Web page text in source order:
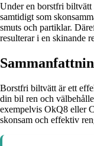
Under en borstfri biltvätt
samtidigt som
smuts och partiklar.
resulterar i en skinande
Borstfri biltvätt är ett
din bil ren och
exempelvis OkQ8 eller
skonsam och effektiv